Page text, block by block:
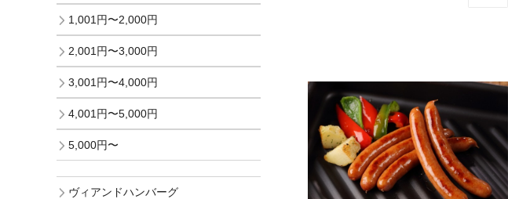
1,001円〜2,000円
2,001円〜3,000円
3,001円〜4,000円
4,001円〜5,000円
5,000円〜
ヴィアンドハンバーグ